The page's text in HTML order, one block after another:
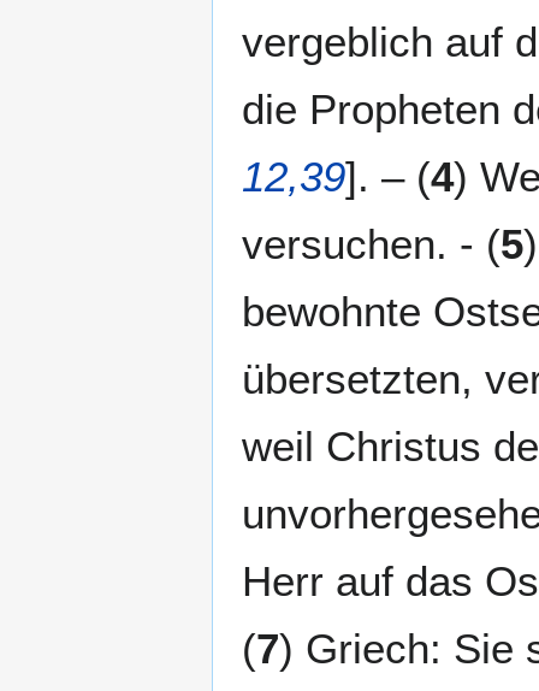
vergeblich auf
die Propheten
12,39]. – (4)
versuchen. - (5
bewohnte
übersetzten,
weil Christus
Herr auf das
(7) Griech: Sie